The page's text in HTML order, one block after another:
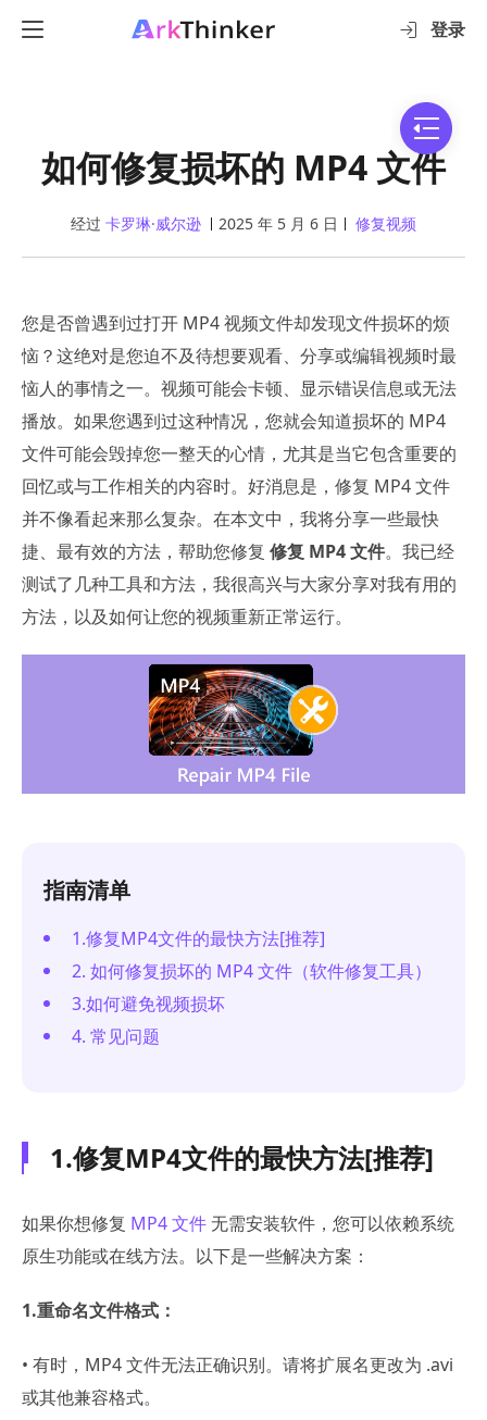
登录
如何修复损坏的 MP4 文件
经过 卡罗琳·威尔逊 2025 年 5 月 6 日 修复视频
您是否曾遇到过打开 MP4 视频文件却发现文件损坏的烦
恼？这绝对是您迫不及待想要观看、分享或编辑视频时最
恼人的事情之一。视频可能会卡顿、显示错误信息或无法
播放。如果您遇到过这种情况，您就会知道损坏的 MP4
文件可能会毁掉您一整天的心情，尤其是当它包含重要的
回忆或与工作相关的内容时。好消息是，修复 MP4 文件
并不像看起来那么复杂。在本文中，我将分享一些最快
捷、最有效的方法，帮助您修复 修复 MP4 文件。我已经
测试了几种工具和方法，我很高兴与大家分享对我有用的
方法，以及如何让您的视频重新正常运行。
指南清单
1.修复MP4文件的最快方法[推荐]
2. 如何修复损坏的 MP4 文件（软件修复工具）
3.如何避免视频损坏
4. 常见问题
1.修复MP4文件的最快方法[推荐]
如果你想修复 MP4 文件无需安装软件，您可以依赖系统
原生功能或在线方法。以下是一些解决方案：
1.重命名文件格式：
• 有时，MP4 文件无法正确识别。请将扩展名更改为 .avi
或其他兼容格式。